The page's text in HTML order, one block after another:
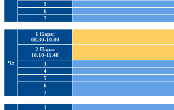
5
6
7
Чт
1 Пара:
08.30-10.00
2 Пара:
10.10-11.40
3
4
5
6
7
1